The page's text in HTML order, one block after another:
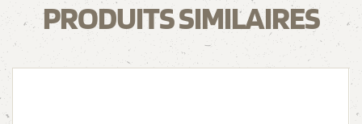
PRODUITS SIMILAIRES